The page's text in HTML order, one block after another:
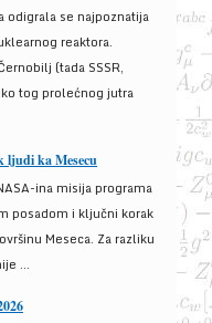
odigrala se najpoznatija
reaktora.
(tada SSSR,
tog prolećnog jutra
ka Mesecu
ina misija programa
posadom i ključni korak
Meseca. Za razliku
...